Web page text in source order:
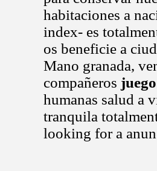
habitaciones a
index- es
os beneficie a
Mano granada,
compañeros
humanas salud a
tranquila
looking for a